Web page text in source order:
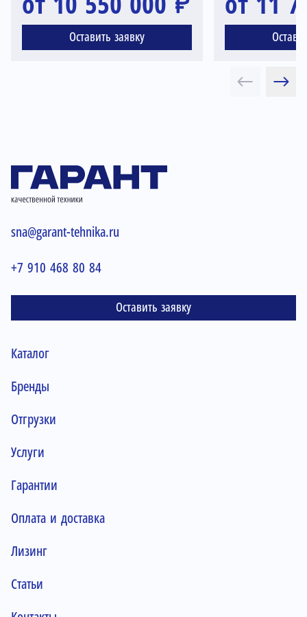
Оставить заявку
sna@garant-tehnika.ru
+7 910 468 80 84
Оставить заявку
Каталог
Бренды
Отгрузки
Услуги
Гарантии
Оплата и доставка
Лизинг
Статьи